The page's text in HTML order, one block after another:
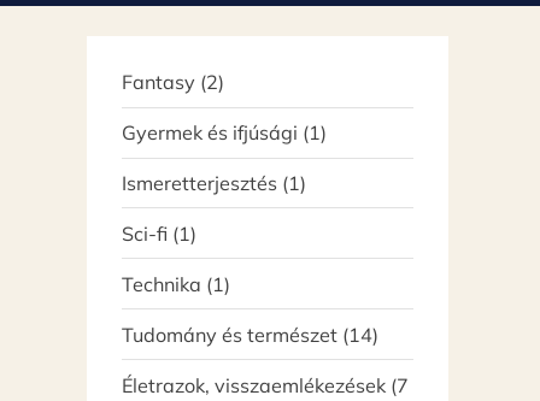
ó
Fantasy 22
termék
Gyermek és ifjúsági 11
termék
Ismeretterjesztés 11
termék
Sci-fi 11
termék
Technika 11
termék
Tudomány és természet 1414
termék
Életrazok, visszaemlékezések 7